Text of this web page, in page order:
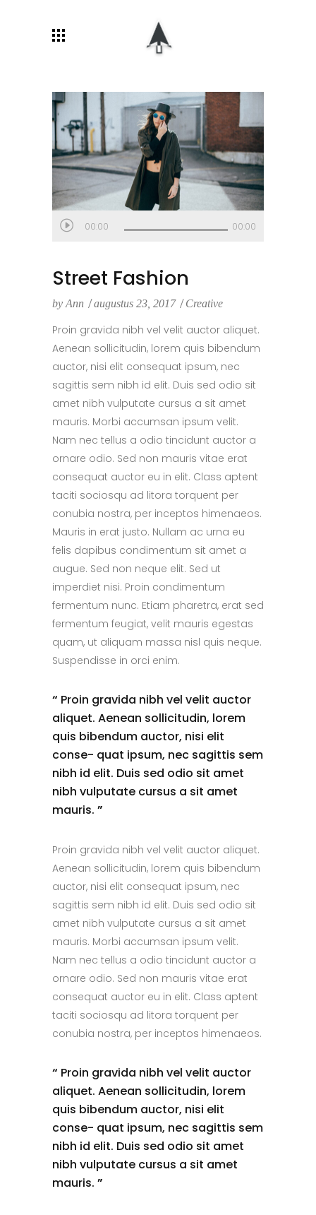
Audiospeler
00:00 00:00
Street Fashion
byAnn augustus 23, 2017 Creative
Proin gravida nibh vel velit auctor aliquet.
Aenean sollicitudin, lorem quis bibendum
auctor, nisi elit consequat ipsum, nec
sagittis sem nibh id elit. Duis sed odio sit
amet nibh vulputate cursus a sit amet
mauris. Morbi accumsan ipsum velit.
Nam nec tellus a odio tincidunt auctor a
ornare odio. Sed non mauris vitae erat
consequat auctor eu in elit. Class aptent
taciti sociosqu ad litora torquent per
conubia nostra, per inceptos himenaeos.
Mauris in erat justo. Nullam ac urna eu
felis dapibus condimentum sit amet a
augue. Sed non neque elit. Sed ut
imperdiet nisi. Proin condimentum
fermentum nunc. Etiam pharetra, erat sed
fermentum feugiat, velit mauris egestas
quam, ut aliquam massa nisl quis neque.
Suspendisse in orci enim.
“ Proin gravida nibh vel velit auctor
aliquet. Aenean sollicitudin, lorem
quis bibendum auctor, nisi elit
conse- quat ipsum, nec sagittis sem
nibh id elit. Duis sed odio sit amet
nibh vulputate cursus a sit amet
mauris. ”
Proin gravida nibh vel velit auctor aliquet.
Aenean sollicitudin, lorem quis bibendum
auctor, nisi elit consequat ipsum, nec
sagittis sem nibh id elit. Duis sed odio sit
amet nibh vulputate cursus a sit amet
mauris. Morbi accumsan ipsum velit.
Nam nec tellus a odio tincidunt auctor a
ornare odio. Sed non mauris vitae erat
consequat auctor eu in elit. Class aptent
taciti sociosqu ad litora torquent per
conubia nostra, per inceptos himenaeos.
“ Proin gravida nibh vel velit auctor
aliquet. Aenean sollicitudin, lorem
quis bibendum auctor, nisi elit
conse- quat ipsum, nec sagittis sem
nibh id elit. Duis sed odio sit amet
nibh vulputate cursus a sit amet
mauris. ”